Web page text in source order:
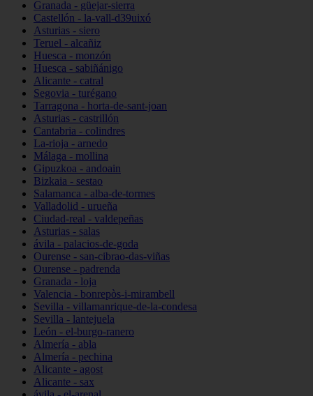
Granada - güejar-sierra
Castellón - la-vall-d39uixó
Asturias - siero
Teruel - alcañiz
Huesca - monzón
Huesca - sabiñánigo
Alicante - catral
Segovia - turégano
Tarragona - horta-de-sant-joan
Asturias - castrillón
Cantabria - colindres
La-rioja - arnedo
Málaga - mollina
Gipuzkoa - andoain
Bizkaia - sestao
Salamanca - alba-de-tormes
Valladolid - urueña
Ciudad-real - valdepeñas
Asturias - salas
ávila - palacios-de-goda
Ourense - san-cibrao-das-viñas
Ourense - padrenda
Granada - loja
Valencia - bonrepòs-i-mirambell
Sevilla - villamanrique-de-la-condesa
Sevilla - lantejuela
León - el-burgo-ranero
Almería - abla
Almería - pechina
Alicante - agost
Alicante - sax